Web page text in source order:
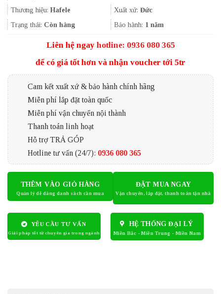
3.043.000₫.
2.030.000₫.
Thương hiệu: Hafele Xuất xứ: Đức
Trạng thái: Còn hàng Bảo hành: 1 năm
Liên hệ ngay hotline: 0936 080 365
để có giá tốt hơn và nhận voucher tới 5tr
Cam kết xuất xứ & bảo hành chính hãng
Miễn phí lắp đặt toàn quốc
Miễn phí vận chuyển nội thành
Thanh toán linh hoạt
Hỗ trợ TRẢ GÓP
Hotline tư vấn (24/7): 0936 080 365
THÊM VÀO GIỎ HÀNG ĐẶT MUA NGAY
YÊU CẦU TƯ VẤN HỆ THỐNG ĐẠI LÝ